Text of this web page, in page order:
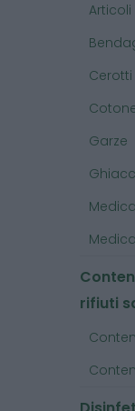
Cerotti
Garze
rifiuti